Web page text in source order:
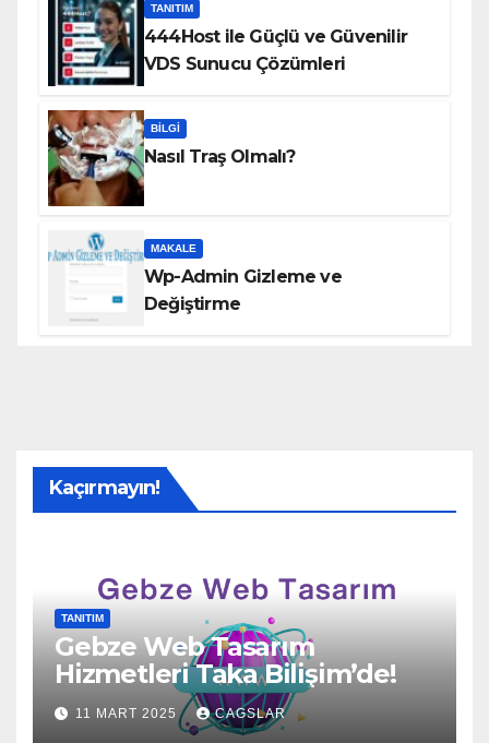
TANITIM
444Host ile Güçlü ve Güvenilir
VDS Sunucu Çözümleri
BILGI
Nasıl Traş Olmalı?
MAKALE
Wp-Admin Gizleme ve
Değiştirme
Kaçırmayın!
TANITIM
Gebze Web Tasarım
Hizmetleri Taka Bilişim’de!
11 MART 2025 CAGSLAR